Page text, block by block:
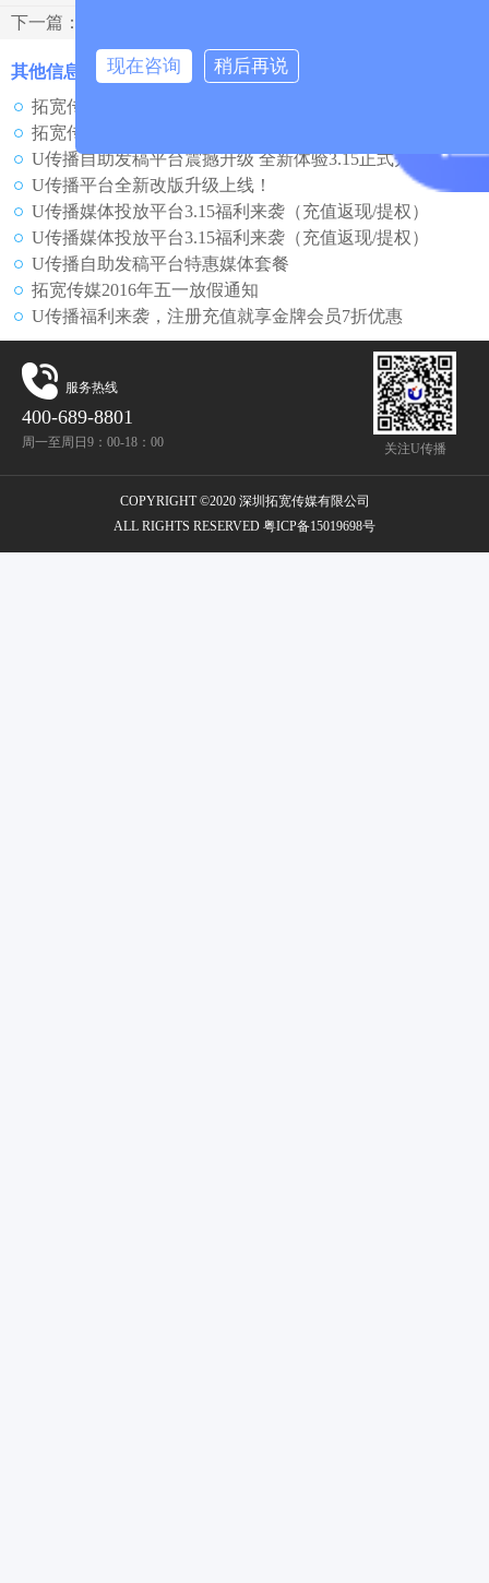
其他信息
拓宽传媒U传播自助发稿平台双十一活动
U传播自助发稿平台震撼升级 全新体验3.15正式开启
U传播平台全新改版升级上线！
U传播媒体投放平台3.15福利来袭（充值返现/提权）
U传播媒体投放平台3.15福利来袭（充值返现/提权）
U传播自助发稿平台特惠媒体套餐
拓宽传媒2016年五一放假通知
U传播福利来袭，注册充值就享金牌会员7折优惠
服务热线
400-689-8801
周一至周日9：00-18：00 关注U传播
COPYRIGHT ©2020 深圳拓宽传媒有限公司
ALL RIGHTS RESERVED 粤ICP备15019698号
现在咨询 稍后再说